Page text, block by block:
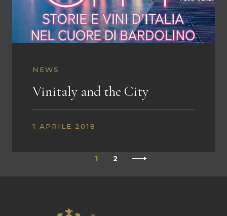
NEWS
Vinitaly and the City
1 APRILE 2018
1 2